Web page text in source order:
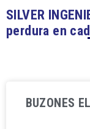
SILVER
perdura en
BUZONES